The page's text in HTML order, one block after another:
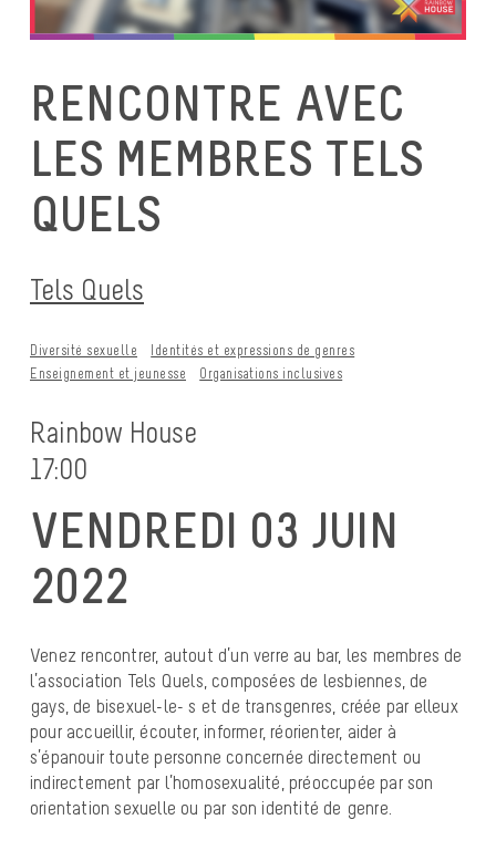
RENCONTRE AVEC
LES MEMBRES TELS
QUELS
Tels Quels
Diversité sexuelle
Identités et expressions de genres
Enseignement et jeunesse
Organisations inclusives
Rainbow House
17:00
VENDREDI 03 JUIN
2022
Venez rencontrer, autout d’un verre au bar, les membres de
l’association Tels Quels, composées de lesbiennes, de
gays, de bisexuel-le- s et de transgenres, créée par elleux
pour accueillir, écouter, informer, réorienter, aider à
s’épanouir toute personne concernée directement ou
indirectement par l’homosexualité, préoccupée par son
orientation sexuelle ou par son identité de genre.